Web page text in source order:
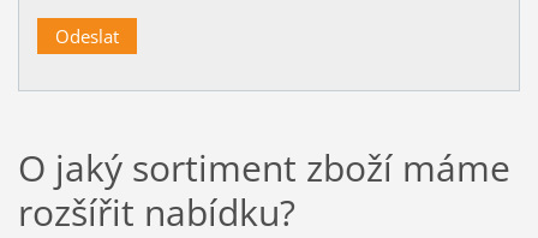
O jaký sortiment zboží máme
rozšířit nabídku?